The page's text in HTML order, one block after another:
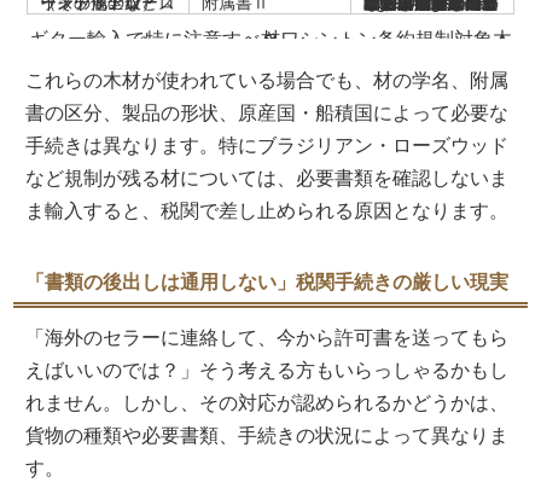
ギター輸入で特に注意すべきワシントン条約規制対象木材
これらの木材が使われている場合でも、材の学名、附属
書の区分、製品の形状、原産国・船積国によって必要な
手続きは異なります。特にブラジリアン・ローズウッド
など規制が残る材については、必要書類を確認しないま
ま輸入すると、税関で差し止められる原因となります。
「書類の後出しは通用しない」税関手続きの厳しい現実
「海外のセラーに連絡して、今から許可書を送ってもら
えばいいのでは？」そう考える方もいらっしゃるかもし
れません。しかし、その対応が認められるかどうかは、
貨物の種類や必要書類、手続きの状況によって異なりま
す。